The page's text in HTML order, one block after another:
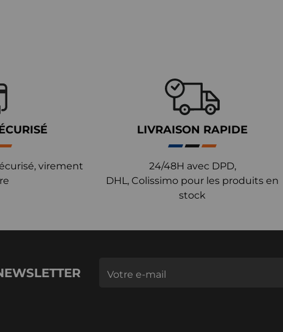
virement
LIVRAISON RAPIDE
24/48H avec DPD,
DHL, Colissimo pour les produits en
stock